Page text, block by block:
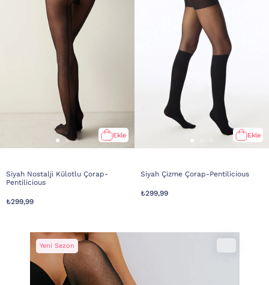
Ekle
Siyah Nostalji Külotlu Çorap-
Pentilicious
₺299,99
Ekle
Siyah Çizme Çorap-Pentilicious
₺299,99
Yeni Sezon